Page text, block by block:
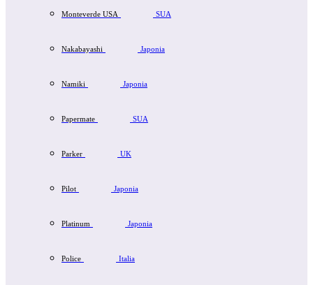
Monteverde USA SUA
Nakabayashi Japonia
Namiki Japonia
Papermate SUA
Parker UK
Pilot Japonia
Platinum Japonia
Police Italia